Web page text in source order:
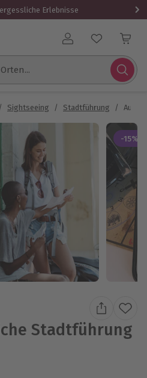
Erlebnisse
Benutzerkonto
/ Sightseeing / Stadtführung /
-15%
Stadtführung